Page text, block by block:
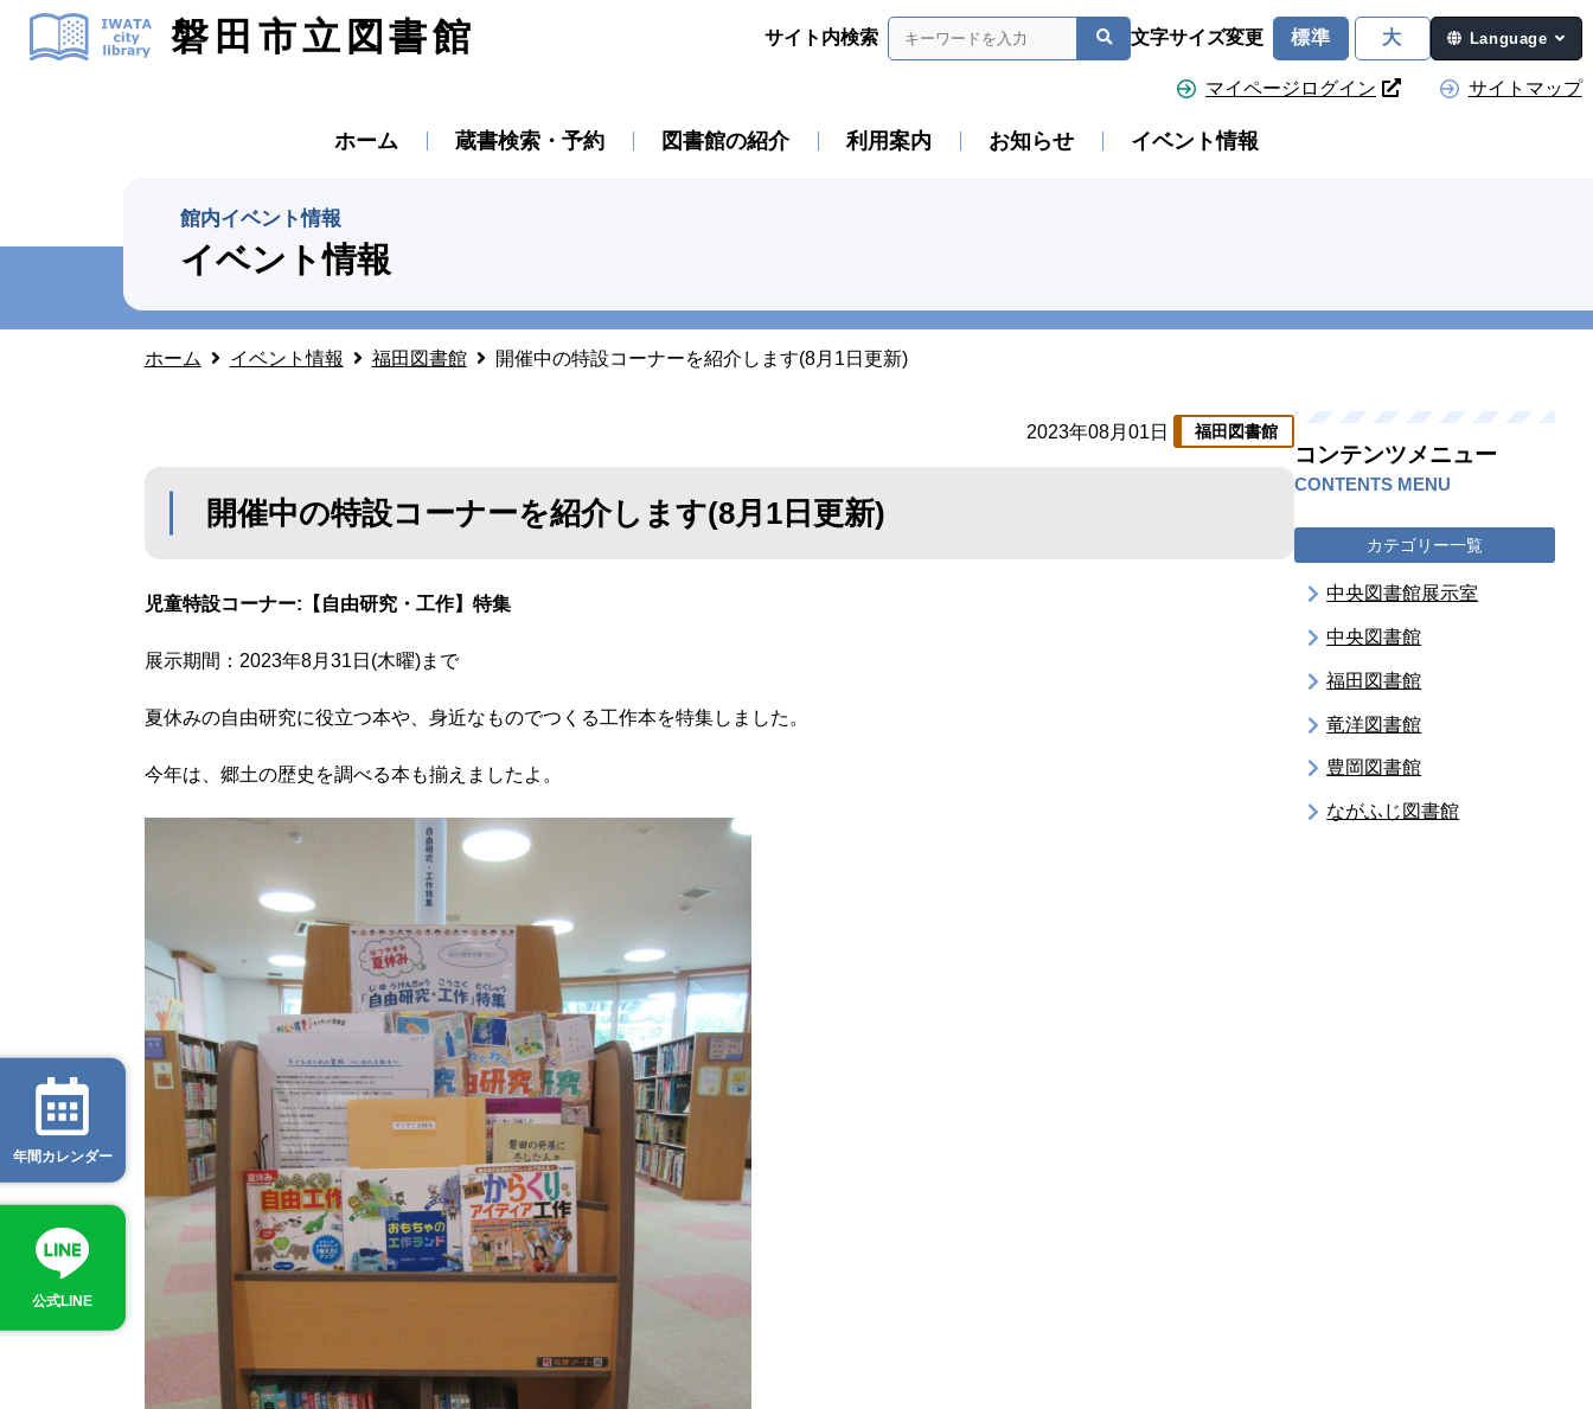
磐田市立図書館 サイト内検索 文字サイズ変更 標準 大 Language
マイページログイン サイトマップ
ホーム 蔵書検索・予約 図書館の紹介 利用案内 お知らせ イベント情報
館内イベント情報
イベント情報
ホーム イベント情報 福田図書館 開催中の特設コーナーを紹介します(8月1日更新)
2023年08月01日 福田図書館
開催中の特設コーナーを紹介します(8月1日更新)
児童特設コーナー:【自由研究・工作】特集
展示期間：2023年8月31日(木曜)まで
夏休みの自由研究に役立つ本や、身近なものでつくる工作本を特集しました。
今年は、郷土の歴史を調べる本も揃えましたよ。
コンテンツメニュー
CONTENTS MENU
カテゴリー一覧
中央図書館展示室
中央図書館
福田図書館
竜洋図書館
豊岡図書館
ながふじ図書館
年間カレンダー
公式LINE